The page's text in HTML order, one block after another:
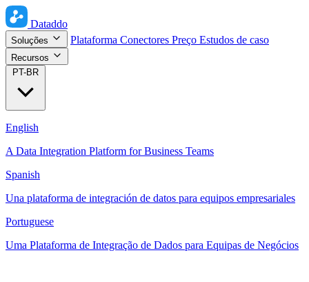
Dataddo
Soluções Plataforma Conectores Preço Estudos de caso
Recursos
PT-BR
English
A Data Integration Platform for Business Teams
Spanish
Una plataforma de integración de datos para equipos empresariales
Portuguese
Uma Plataforma de Integração de Dados para Equipas de Negócios